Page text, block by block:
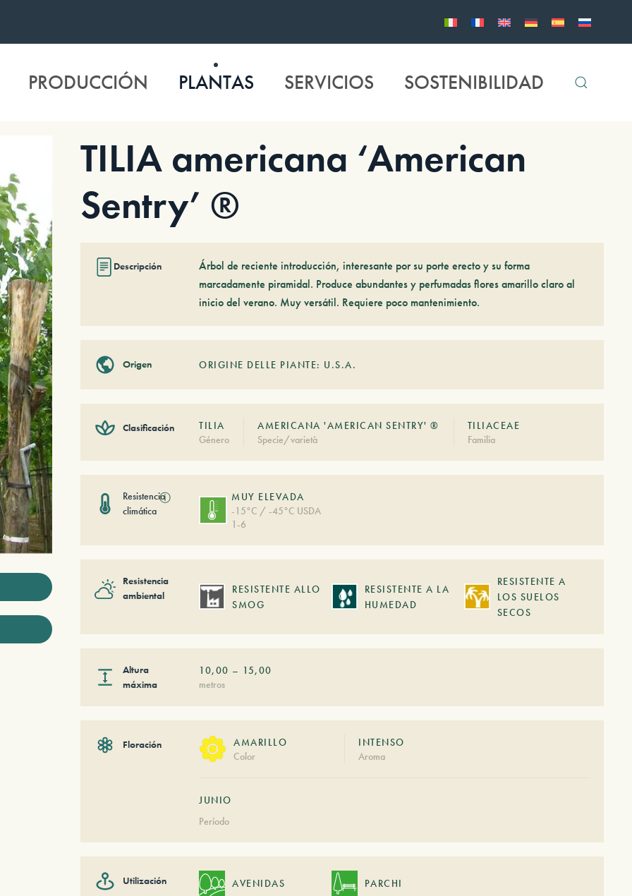
PRODUCCIÓN PLANTAS SERVICIOS SOSTENIBILIDAD
TILIA americana ‘American
Sentry’ ®
Descripción
Árbol de reciente introducción, interesante por su porte erecto y su forma
marcadamente piramidal. Produce abundantes y perfumadas flores amarillo claro al
inicio del verano. Muy versátil. Requiere poco mantenimiento.
Origen ORIGINE DELLE PIANTE: U.S.A.
Clasificación
TILIA
Género
AMERICANA 'AMERICAN SENTRY' ®
Specie/varietà
TILIACEAE
Familia
Resistencia
climática
ⓘ
MUY ELEVADA
-15°C / -45°C USDA
1-6
Resistencia
ambiental
RESISTENTE ALLO
SMOG
RESISTENTE A LA
HUMEDAD
RESISTENTE A
LOS SUELOS
SECOS
Altura
máxima
10,00 – 15,00
metros
Floración
AMARILLO
Color
INTENSO
Aroma
JUNIO
Período
Utilización AVENIDAS PARCHI